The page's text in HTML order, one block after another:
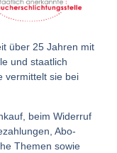
über 25 Jahren mit
und staatlich
vermittelt sie bei
beim Widerruf
Abo-
Themen sowie